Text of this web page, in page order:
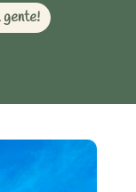
gente!